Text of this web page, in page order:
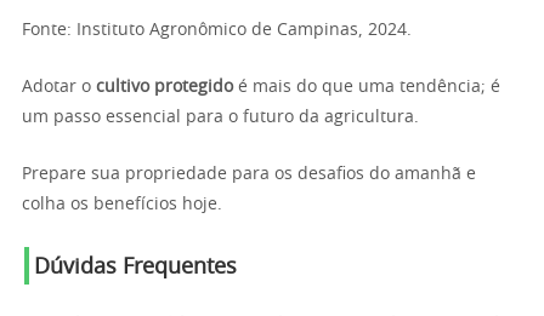
Fonte: Instituto Agronômico de Campinas, 2024.
Adotar o cultivo protegidoé mais do que uma tendência; é
um passo essencial para o futuro da agricultura.
Prepare sua propriedade para os desafios do amanhã e
colha os benefícios hoje.
Dúvidas Frequentes